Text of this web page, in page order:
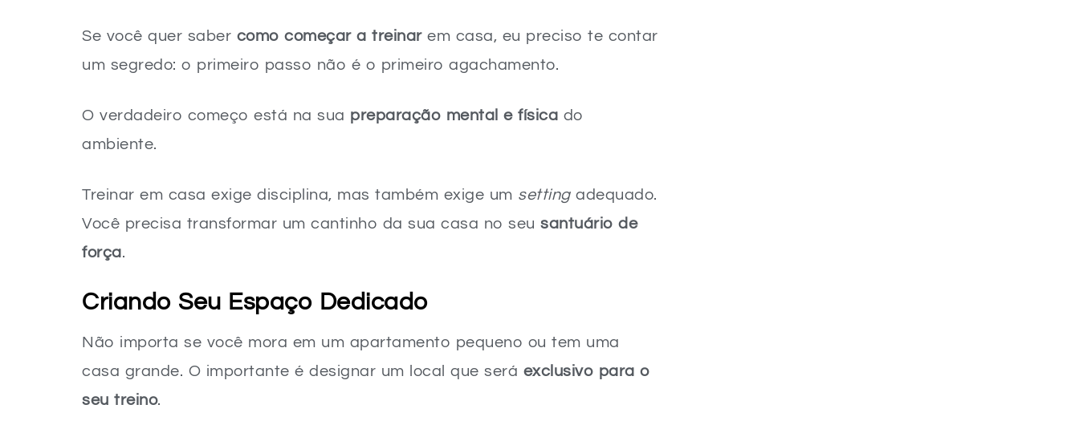
A Importância do Descanso
Alimentação e Hidratação – Combustível para Seu Corpo e Mente
Dicas Simples de Combustível
Nunca Subestime a Hidratação
Celebrando Pequenas Vitórias
Diferenciando Dor e Lesão
A Importância do Aquecimento
Se você quer saber como começar a treinarem casa, eu preciso te contar
um segredo: o primeiro passo não é o primeiro agachamento.
O verdadeiro começo está na sua preparação mental e física do
ambiente.
Treinar em casa exige disciplina, mas também exige um settingadequado.
Você precisa transformar um cantinho da sua casa no seu santuário de
força.
Criando Seu Espaço Dedicado
Não importa se você mora em um apartamento pequeno ou tem uma
casa grande. O importante é designar um local que será exclusivo para o
seu treino.